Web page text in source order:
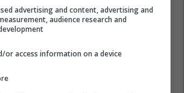
advertising and content, advertising and
audience research and
or access information on a device